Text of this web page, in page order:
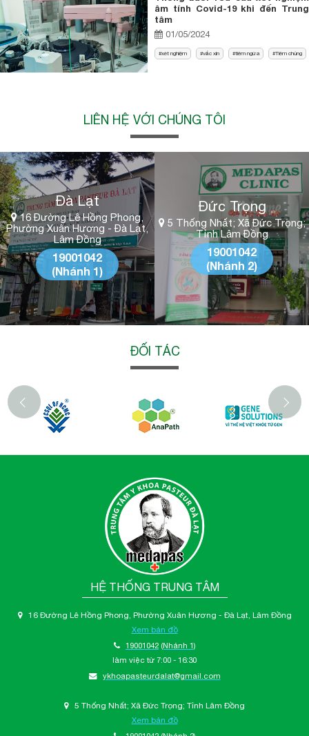
âm tính Covid-19 khi đến Trung
tâm
01/05/2024
xét nghiệm vắc xin tiêm ngừa Tiêm chủng
LIÊN HỆ VỚI CHÚNG TÔI
Đà Lạt
16 Đường Lê Hồng Phong,
Phường Xuân Hương - Đà Lạt,
Lâm Đồng
19001042
(Nhánh 1)
Đức Trọng
5 Thống Nhất; Xã Đức Trọng;
Tỉnh Lâm Đồng
19001042
(Nhánh 2)
ĐỐI TÁC
‹
HỆ THỐNG TRUNG TÂM
16 Đường Lê Hồng Phong, Phường Xuân Hương - Đà Lạt, Lâm Đồng
Xem bản đồ
19001042 (Nhánh 1)
làm việc từ 7:00 - 16:30
ykhoapasteurdalat@gmail.com
5 Thống Nhất; Xã Đức Trọng; Tỉnh Lâm Đồng
Xem bản đồ